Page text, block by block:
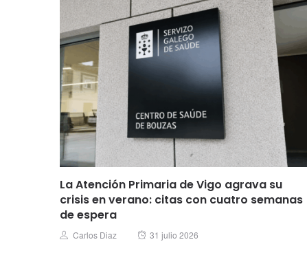
La Atención Primaria de Vigo agrava su
crisis en verano: citas con cuatro semanas
de espera
Author
Carlos Diaz
Posted
31 julio 2026